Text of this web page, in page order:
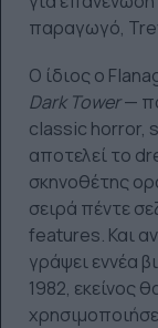
παραγωγό,
Ο ίδιος ο
Dark Tower—
classic horror,
αποτελεί το
σκηνοθέτης
σειρά πέντε
features. Και αν
γράψει εννέα
1982, εκείνος